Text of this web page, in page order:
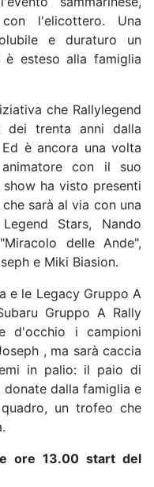
l'elicottero. Una
e duraturo un
esteso alla famiglia
che Rallylegend
dei trenta anni dalla
è ancora una volta
con il suo
ha visto presenti
sarà al via con una
Stars, Nando
delle Ande",
e Miki Biasion.
e le Legacy Gruppo A
Gruppo A Rally
d'occhio i campioni
, ma sarà caccia
in palio: il paio di
donate dalla famiglia e
un trofeo che
ore 13.00 start del